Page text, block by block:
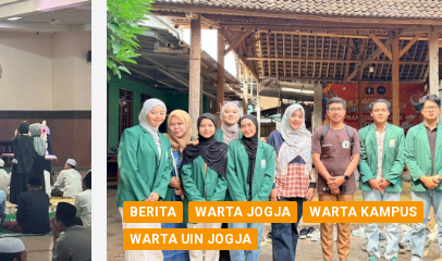
BERITA WARTA JOGJA
WARTA KAMPUS
WARTA UIN JOGJA